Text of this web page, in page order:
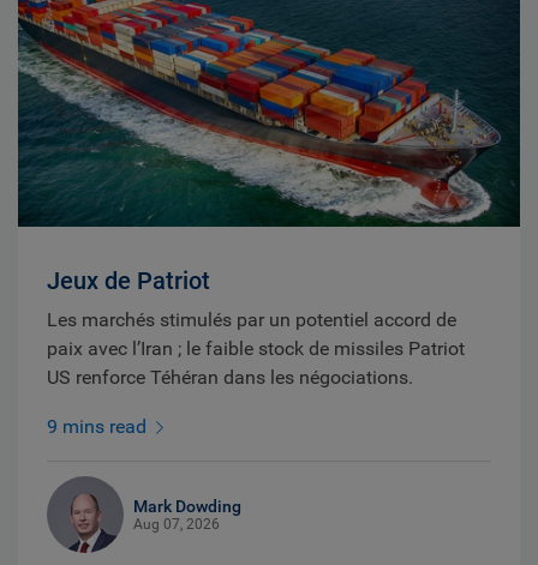
Jeux de Patriot
Les marchés stimulés par un potentiel accord de
paix avec l’Iran ; le faible stock de missiles Patriot
US renforce Téhéran dans les négociations.
9 mins read
Mark Dowding
Aug 07, 2026